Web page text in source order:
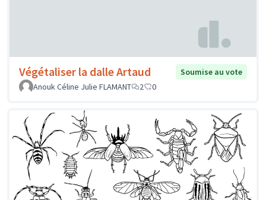
Végétaliser la dalle Artaud
Soumise au vote
Anouk Céline Julie FLAMANT
2 0